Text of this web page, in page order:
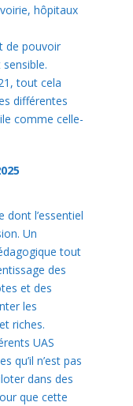
hôpitaux
de pouvoir
tout cela
différentes
comme celle-
dont l’essentiel
Un
tout
des
et des
les
riches.
UAS
qu’il n’est pas
dans des
que cette